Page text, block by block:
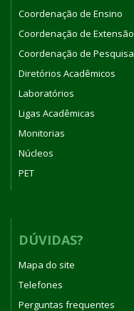
Coordenação de Ensino
Coordenação de Extensão
Coordenação de Pesquisa
Diretórios Acadêmicos
Laboratórios
Ligas Acadêmicas
Monitorias
Núcleos
PET
DÚVIDAS?
Mapa do site
Telefones
Perguntas frequentes